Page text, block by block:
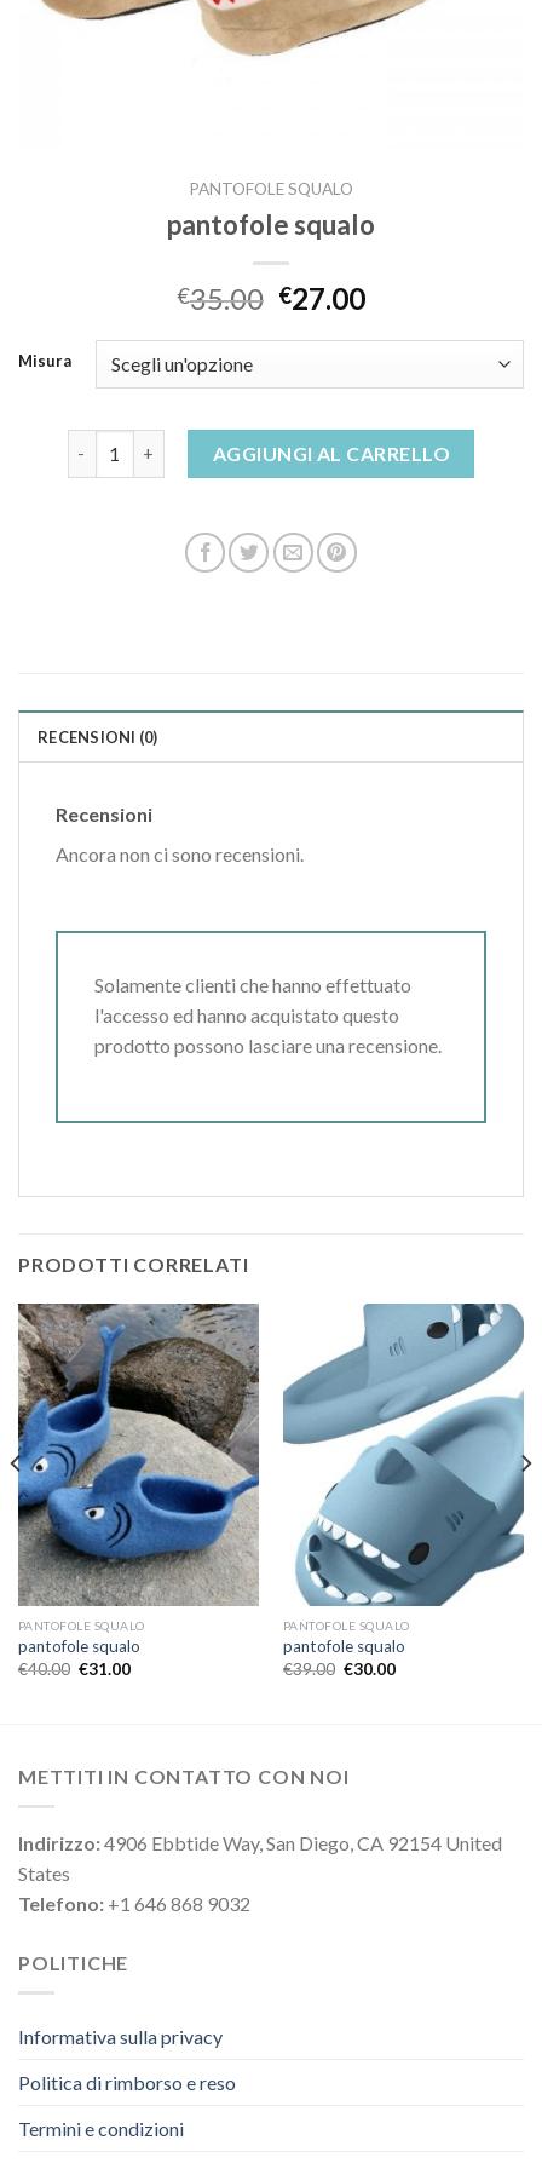
PANTOFOLE SQUALO
pantofole squalo
€35.00 €27.00
Misura
AGGIUNGI AL CARRELLO
RECENSIONI (0)
Recensioni
Ancora non ci sono recensioni.
Solamente clienti che hanno effettuato
l'accesso ed hanno acquistato questo
prodotto possono lasciare una recensione.
PRODOTTI CORRELATI
PANTOFOLE SQUALO
pantofole squalo
€40.00 €31.00
PANTOFOLE SQUALO
pantofole squalo
€39.00 €30.00
METTITI IN CONTATTO CON NOI
Indirizzo:4906 Ebbtide Way, San Diego, CA 92154 United
States
Telefono: +1 646 868 9032
POLITICHE
Informativa sulla privacy
Politica di rimborso e reso
Termini e condizioni